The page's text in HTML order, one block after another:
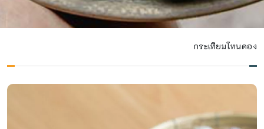
กระเทียมโทนดองกระเทียมโทนดอง